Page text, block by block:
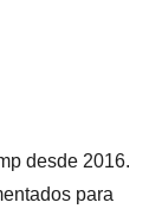
desde 2016.
para